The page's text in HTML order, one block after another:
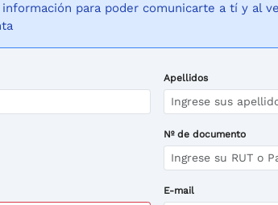
para poder comunicarte a tí y al
Apellidos
Nº de documento
E-mail